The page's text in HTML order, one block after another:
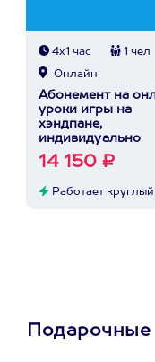
4х1 час 1 чел
Онлайн
Абонемент на
уроки игры на
хэндпане,
индивидуально
14 150 ₽
Работает